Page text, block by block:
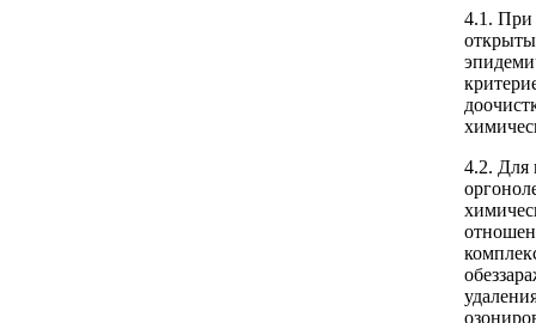
4.1. При
4.2. Для